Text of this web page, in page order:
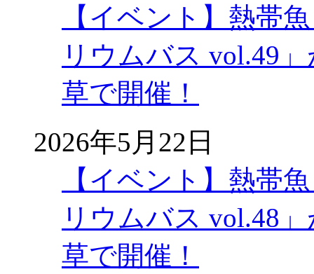
【イベント】熱帯
リウムバス vol.49
草で開催！
2026年5月22日
【イベント】熱帯
リウムバス vol.48
草で開催！